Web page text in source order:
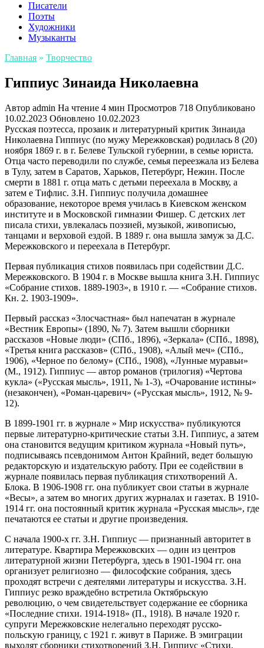
Писатели
Поэты
Художники
Музыканты
Главная » Творчество
Гиппиус Зинаида Николаевна
Автор admin На чтение 4 мин Просмотров 718 Опубликовано
10.02.2023 Обновлено 10.02.2023
Русская поэтесса, прозаик и литературный критик Зинаида
Николаевна Гиппиус (по мужу Мережковская) родилась 8 (20)
ноября 1869 г. в г. Белеве Тульской губернии, в семье юриста.
Отца часто переводили по службе, семья переезжала из Белева
в Тулу, затем в Саратов, Харьков, Петербург, Нежин. После
смерти в 1881 г. отца мать с детьми переехала в Москву, а
затем е Тифлис. З.Н. Гиппиус получила домашнее
образование, некоторое время училась в Киевском женском
институте и в Московской гимназии Фишер. С детских лет
писала стихи, увлекалась поэзией, музыкой, живописью,
танцами и верховой ездой. В 1889 г. она вышла замуж за Д.С.
Мережковского и переехала в Петербург.
Первая публикация стихов появилась при содействии Д.С.
Мережковского. В 1904 г. в Москве вышла книга З.Н. Гиппиус
«Собрание стихов. 1889-1903», в 1910 г. — «Собрание стихов.
Кн. 2. 1903-1909».
Первый рассказ «Злосчастная» был напечатан в журнале
«Вестник Европы» (1890, № 7). Затем вышли сборники
рассказов «Новые люди» (СПб., 1896), «Зеркала» (СПб., 1898),
«Третья книга рассказов» (СПб., 1908), «Алый меч» (СПб.,
1906), «Черное по белому» (СПб., 1908), «Лунные муравьи»
(М., 1912). Гиппиус — автор романов (трилогия) «Чертова
кукла» («Русская мысль», 1911, № 1-3), «Очарование истины»
(незакончен), «Роман-царевич» («Русская мысль», 1912, № 9-
12).
В 1899-1901 гг. в журнале » Мир искусства» публикуются
первые литературно-критические статьи З.Н. Гиппиус, а затем
она становится ведущим критиком журнала «Новый путь»,
подпи­сываясь псевдонимом Антон Крайний, ведет большую
редакторскую и издательскую работу. При ее содействии в
журнале появилась первая публикация стихотворений А.
Блока. В 1906-1908 гг. она публикует свои статьи в журнале
«Весы», а затем во многих других журналах и газетах. В 1910-
1914 гг. она постоянный критик журнала «Русская мысль», где
печатаются ее статьи и другие произведения.
С начала 1900-х гг. З.Н. Гиппиус — признанный авторитет в
литературе. Квартира Мережковских — один из центров
литературной жизни Петербурга, здесь в 1901-1904 гг. она
организует религиозно — философские собрания, здесь
проходят встречи с деятелями литературы и искусства. З.Н.
Гиппиус резко враждебно встретила Октябрьскую
революцию, о чем свидетельствует содержание ее сборника
«Последние стихи. 1914-1918» (П., 1918). В начале 1920 г.
супруги Мережковские нелегально переходят русско-
польскую границу, с 1921 г. живут в Париже. В эмиграции
выходят сборники стихотворений З.Н. Гиппиус «Стихи.